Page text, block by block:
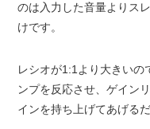
のは入力した音量よりス
けです。
レシオが1:1より大きいの
ンプを反応させ、ゲイン
インを持ち上げてあげる